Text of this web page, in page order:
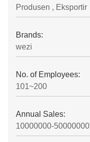
Produsen , Eksportir
Brands:
wezi
No. of Employees:
101~200
Annual Sales:
10000000-50000000